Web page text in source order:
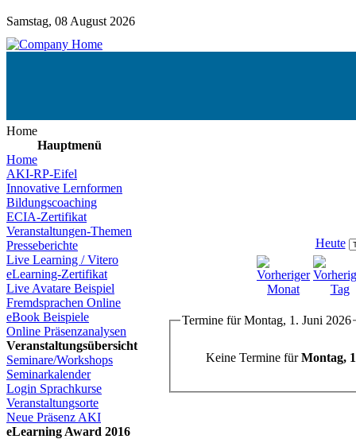
Samstag, 08 August 2026
Home
Hauptmenü
Home
AKI-RP-Eifel
Innovative Lernformen
Bildungscoaching
ECIA-Zertifikat
Veranstaltungen-Themen
Presseberichte
Live Learning / Vitero
eLearning-Zertifikat
Live Avatare Beispiel
Fremdsprachen Online
eBook Beispiele
Online Präsenzanalysen
Veranstaltungsübersicht
Seminare/Workshops
Seminarkalender
Login Sprachkurse
Veranstaltungsorte
Neue Präsenz AKI
eLearning Award 2016
Heute
Termine für Montag, 1. Juni 2026
Keine Termine fürMontag,